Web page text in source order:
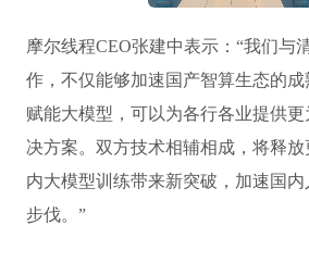
摩尔线程CEO张建中表示：“我们与
作，不仅能够加速国产智算生态的
赋能大模型，可以为各行各业提供
决方案。双方技术相辅相成，将释
内大模型训练带来新突破，加速国
步伐。”